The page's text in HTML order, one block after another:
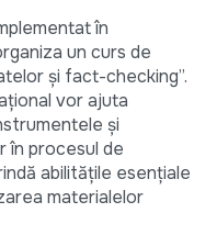
în
un curs de
și fact-checking”.
vor ajuta
și
în procesul de
abilitățile esențiale
materialelor